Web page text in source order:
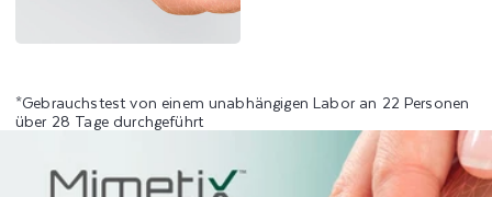
*Gebrauchstest von einem unabhängigen Labor an 22 Personen
über 28 Tage durchgeführt